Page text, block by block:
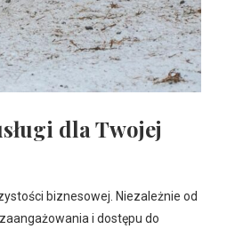
dla Twojej
biznesowej. Niezależnie od
i dostępu do